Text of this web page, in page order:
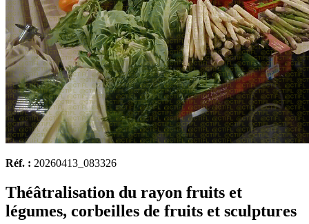
Réf. : 20260413_083326
Théâtralisation du rayon fruits et
légumes, corbeilles de fruits et sculptures